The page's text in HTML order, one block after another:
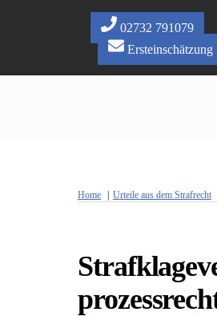
02732 791079
Ersteinschätzung
Home Urteile aus dem Strafrecht